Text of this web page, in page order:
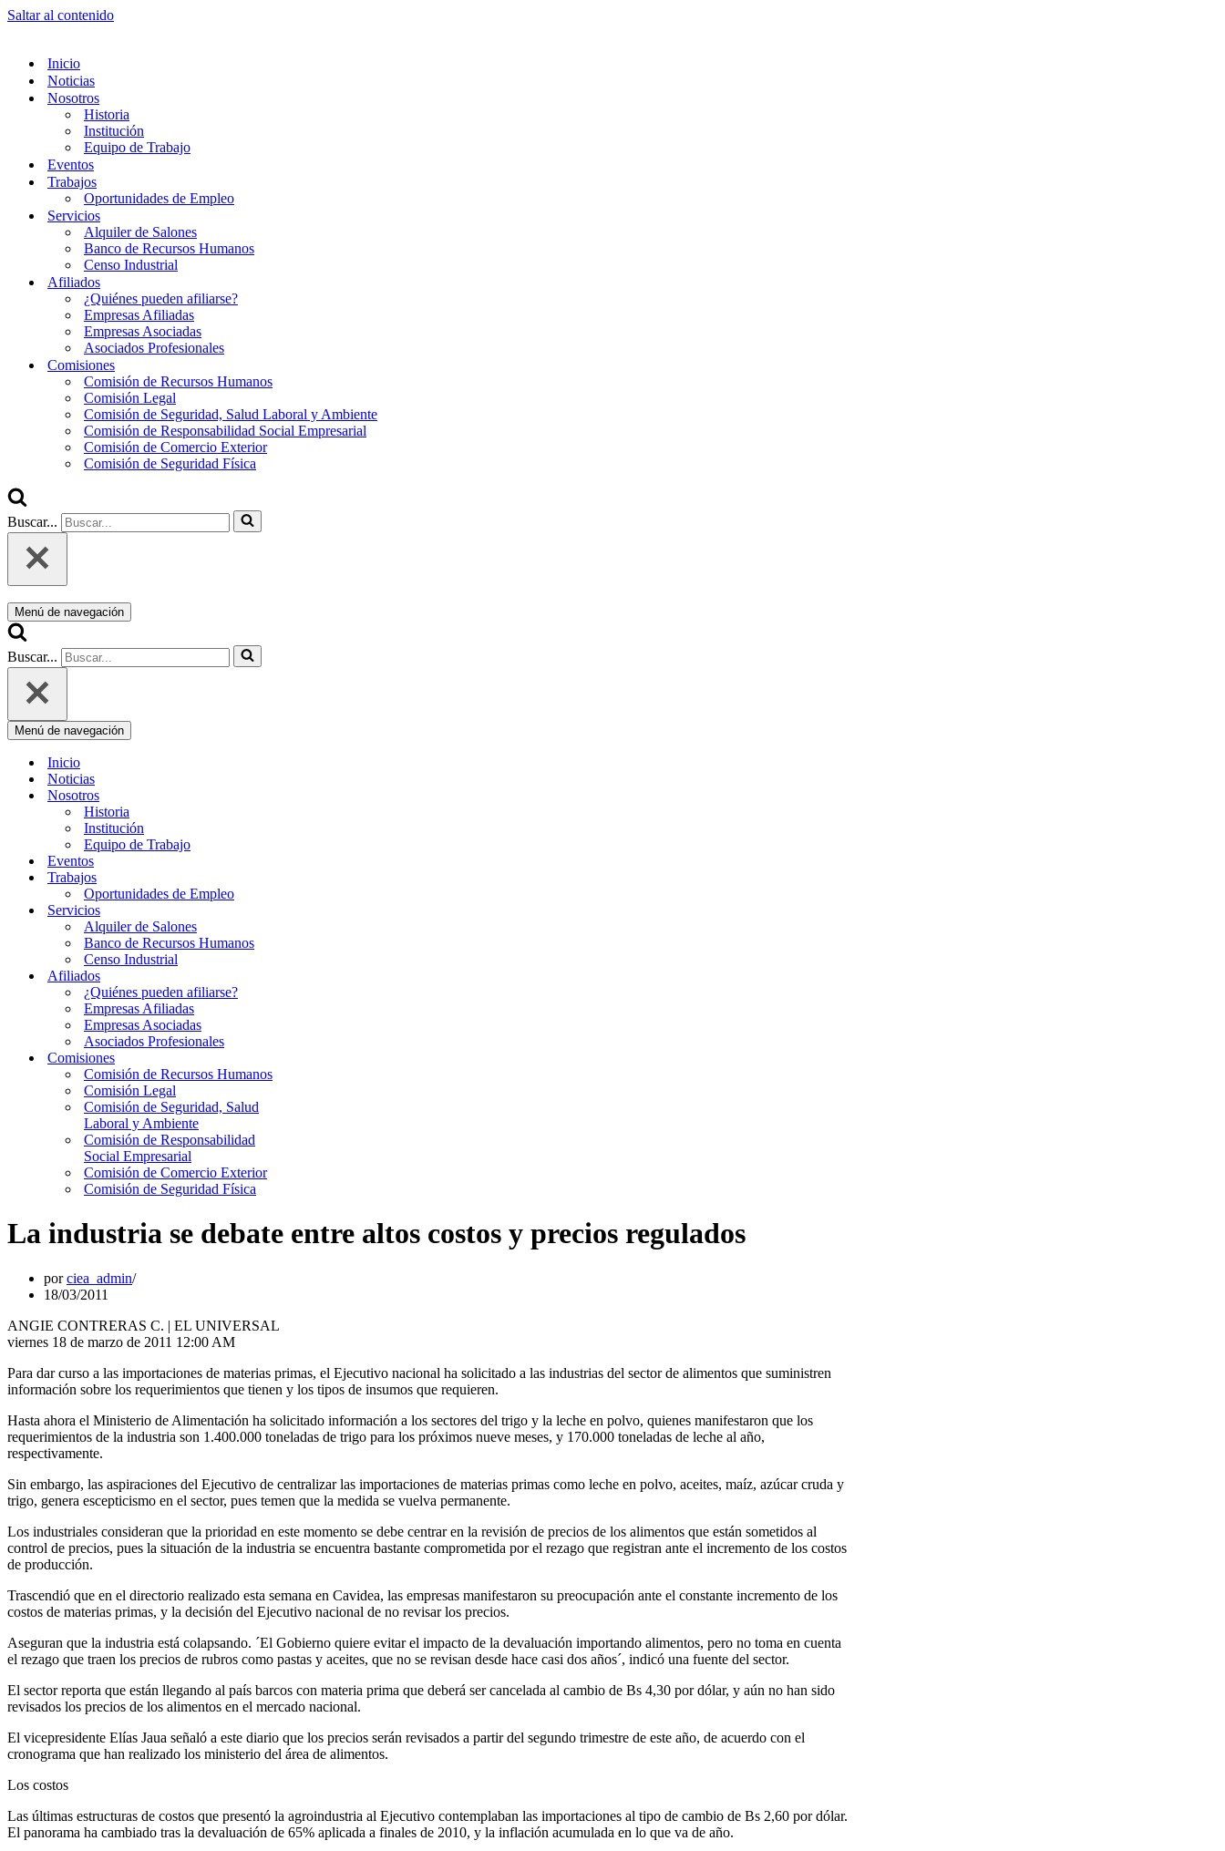
Saltar al contenido
Inicio
Noticias
Nosotros
Historia
Institución
Equipo de Trabajo
Eventos
Trabajos
Oportunidades de Empleo
Servicios
Alquiler de Salones
Banco de Recursos Humanos
Censo Industrial
Afiliados
¿Quiénes pueden afiliarse?
Empresas Afiliadas
Empresas Asociadas
Asociados Profesionales
Comisiones
Comisión de Recursos Humanos
Comisión Legal
Comisión de Seguridad, Salud Laboral y Ambiente
Comisión de Responsabilidad Social Empresarial
Comisión de Comercio Exterior
Comisión de Seguridad Física
Buscar...
Menú de navegación
Buscar...
Menú de navegación
Inicio
Noticias
Nosotros
Historia
Institución
Equipo de Trabajo
Eventos
Trabajos
Oportunidades de Empleo
Servicios
Alquiler de Salones
Banco de Recursos Humanos
Censo Industrial
Afiliados
¿Quiénes pueden afiliarse?
Empresas Afiliadas
Empresas Asociadas
Asociados Profesionales
Comisiones
Comisión de Recursos Humanos
Comisión Legal
Comisión de Seguridad, Salud
Laboral y Ambiente
Comisión de Responsabilidad
Social Empresarial
Comisión de Comercio Exterior
Comisión de Seguridad Física
La industria se debate entre altos costos y precios regulados
porciea_admin
18/03/2011
ANGIE CONTRERAS C. | EL UNIVERSAL
viernes 18 de marzo de 2011 12:00 AM
Para dar curso a las importaciones de materias primas, el Ejecutivo nacional ha solicitado a las industrias del sector de alimentos que suministren
información sobre los requerimientos que tienen y los tipos de insumos que requieren.
Hasta ahora el Ministerio de Alimentación ha solicitado información a los sectores del trigo y la leche en polvo, quienes manifestaron que los
requerimientos de la industria son 1.400.000 toneladas de trigo para los próximos nueve meses, y 170.000 toneladas de leche al año,
respectivamente.
Sin embargo, las aspiraciones del Ejecutivo de centralizar las importaciones de materias primas como leche en polvo, aceites, maíz, azúcar cruda y
trigo, genera escepticismo en el sector, pues temen que la medida se vuelva permanente.
Los industriales consideran que la prioridad en este momento se debe centrar en la revisión de precios de los alimentos que están sometidos al
control de precios, pues la situación de la industria se encuentra bastante comprometida por el rezago que registran ante el incremento de los costos
de producción.
Trascendió que en el directorio realizado esta semana en Cavidea, las empresas manifestaron su preocupación ante el constante incremento de los
costos de materias primas, y la decisión del Ejecutivo nacional de no revisar los precios.
Aseguran que la industria está colapsando. ´El Gobierno quiere evitar el impacto de la devaluación importando alimentos, pero no toma en cuenta
el rezago que traen los precios de rubros como pastas y aceites, que no se revisan desde hace casi dos años´, indicó una fuente del sector.
El sector reporta que están llegando al país barcos con materia prima que deberá ser cancelada al cambio de Bs 4,30 por dólar, y aún no han sido
revisados los precios de los alimentos en el mercado nacional.
El vicepresidente Elías Jaua señaló a este diario que los precios serán revisados a partir del segundo trimestre de este año, de acuerdo con el
cronograma que han realizado los ministerio del área de alimentos.
Los costos
Las últimas estructuras de costos que presentó la agroindustria al Ejecutivo contemplaban las importaciones al tipo de cambio de Bs 2,60 por dólar.
El panorama ha cambiado tras la devaluación de 65% aplicada a finales de 2010, y la inflación acumulada en lo que va de año.